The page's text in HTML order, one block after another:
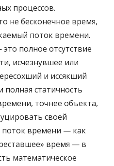
процессов.
не бесконечное время,
поток времени.
полное отсутствие
исчезнувшее или
и иссякший
статичность
точнее объекта,
своей
времени — как
время — в
математическое